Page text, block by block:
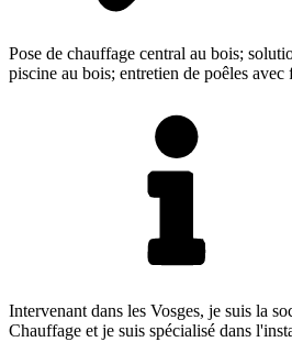
Pose de chauffage central au bois;
piscine au bois; entretien de poêles avec
Intervenant dans les Vosges, je suis la
Chauffage et je suis spécialisé dans